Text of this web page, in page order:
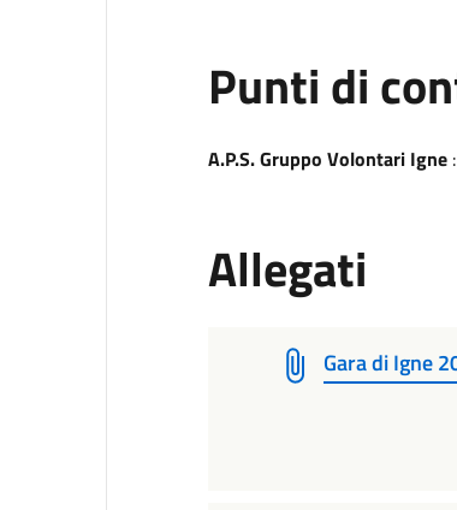
Punti di
A.P.S. Gruppo Volontari Igne:
Allegati
Gara di Igne